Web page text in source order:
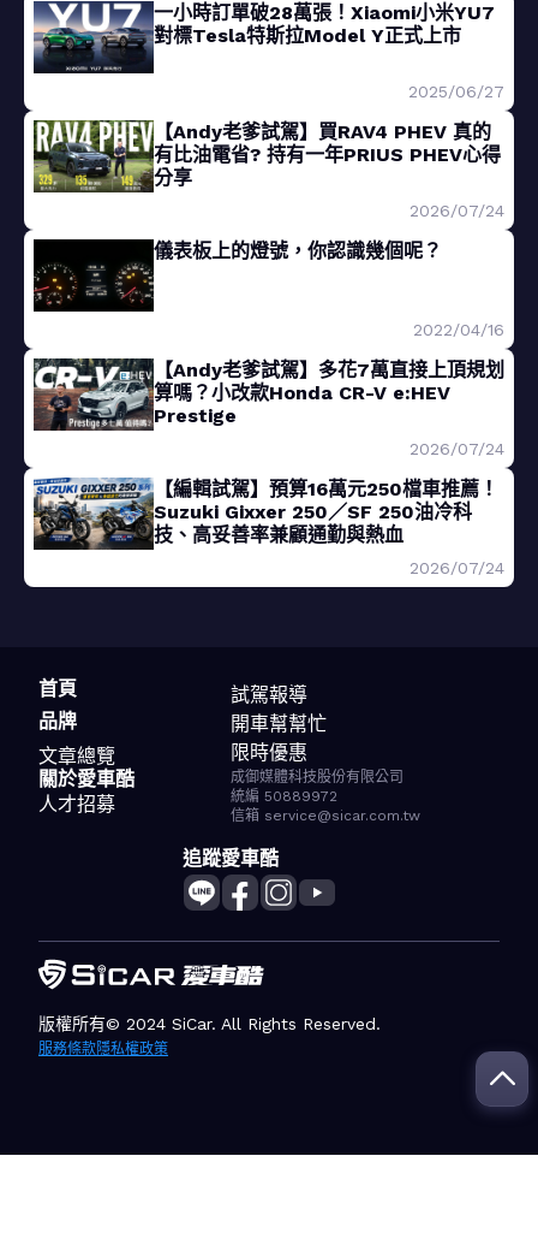
一小時訂單破28萬張！Xiaomi小米YU7
對標Tesla特斯拉Model Y正式上市
2025/06/27
【Andy老爹試駕】買RAV4 PHEV 真的
有比油電省? 持有一年PRIUS PHEV心得
分享
2026/07/24
儀表板上的燈號，你認識幾個呢？
2022/04/16
【Andy老爹試駕】多花7萬直接上頂規划
算嗎？小改款Honda CR-V e:HEV
Prestige
2026/07/24
【編輯試駕】預算16萬元250檔車推薦！
Suzuki Gixxer 250／SF 250油冷科
技、高妥善率兼顧通勤與熱血
2026/07/24
首頁
品牌
文章總覽
試駕報導
開車幫幫忙
限時優惠
關於愛車酷
人才招募
成御媒體科技股份有限公司
統編 50889972
信箱 service@sicar.com.tw
追蹤愛車酷
版權所有© 2024 SiCar. All Rights Reserved.
服務條款隱私權政策